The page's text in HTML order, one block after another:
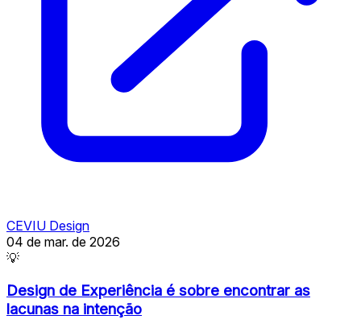
CEVIU Design
04 de mar. de 2026
💡
Design de Experiência é sobre encontrar as
lacunas na intenção